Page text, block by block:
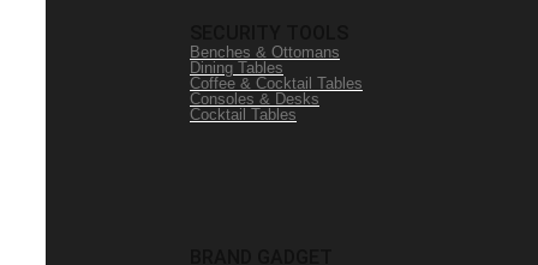
Benches & Ottomans
Dining Tables
Coffee & Cocktail Tables
Consoles & Desks
Cocktail Tables